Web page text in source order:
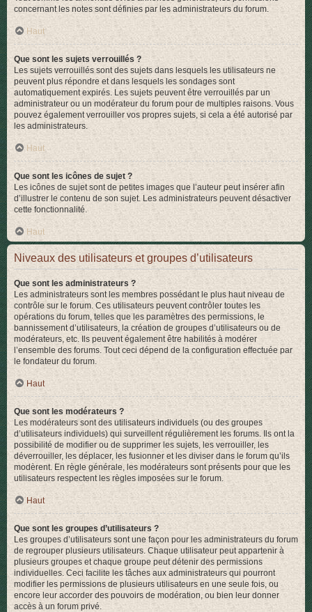
concernant les notes sont définies par les administrateurs du forum.
Haut
Que sont les sujets verrouillés ?
Les sujets verrouillés sont des sujets dans lesquels les utilisateurs ne
peuvent plus répondre et dans lesquels les sondages sont
automatiquement expirés. Les sujets peuvent être verrouillés par un
administrateur ou un modérateur du forum pour de multiples raisons. Vous
pouvez également verrouiller vos propres sujets, si cela a été autorisé par
les administrateurs.
Haut
Que sont les icônes de sujet ?
Les icônes de sujet sont de petites images que l’auteur peut insérer afin
d’illustrer le contenu de son sujet. Les administrateurs peuvent désactiver
cette fonctionnalité.
Haut
Niveaux des utilisateurs et groupes d’utilisateurs
Que sont les administrateurs ?
Les administrateurs sont les membres possédant le plus haut niveau de
contrôle sur le forum. Ces utilisateurs peuvent contrôler toutes les
opérations du forum, telles que les paramètres des permissions, le
bannissement d’utilisateurs, la création de groupes d’utilisateurs ou de
modérateurs, etc. Ils peuvent également être habilités à modérer
l’ensemble des forums. Tout ceci dépend de la configuration effectuée par
le fondateur du forum.
Haut
Que sont les modérateurs ?
Les modérateurs sont des utilisateurs individuels (ou des groupes
d’utilisateurs individuels) qui surveillent régulièrement les forums. Ils ont la
possibilité de modifier ou de supprimer les sujets, les verrouiller, les
déverrouiller, les déplacer, les fusionner et les diviser dans le forum qu’ils
modèrent. En règle générale, les modérateurs sont présents pour que les
utilisateurs respectent les règles imposées sur le forum.
Haut
Que sont les groupes d’utilisateurs ?
Les groupes d’utilisateurs sont une façon pour les administrateurs du forum
de regrouper plusieurs utilisateurs. Chaque utilisateur peut appartenir à
plusieurs groupes et chaque groupe peut détenir des permissions
individuelles. Ceci facilite les tâches aux administrateurs qui pourront
modifier les permissions de plusieurs utilisateurs en une seule fois, ou
encore leur accorder des pouvoirs de modération, ou bien leur donner
accès à un forum privé.